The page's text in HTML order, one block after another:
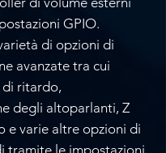
GPIO.
di opzioni di
avanzate tra cui
ritardo,
degli altoparlanti, Z
e varie altre opzioni di
tramite le impostazioni